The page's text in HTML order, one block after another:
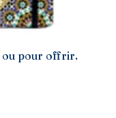
ou pour offrir.